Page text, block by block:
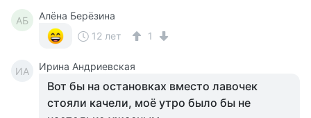
АБ
Алёна Берёзина
12 лет
1
ИА Ирина Андриевская
Вот бы на остановках вместо лавочек
стояли качели, моё утро было бы не